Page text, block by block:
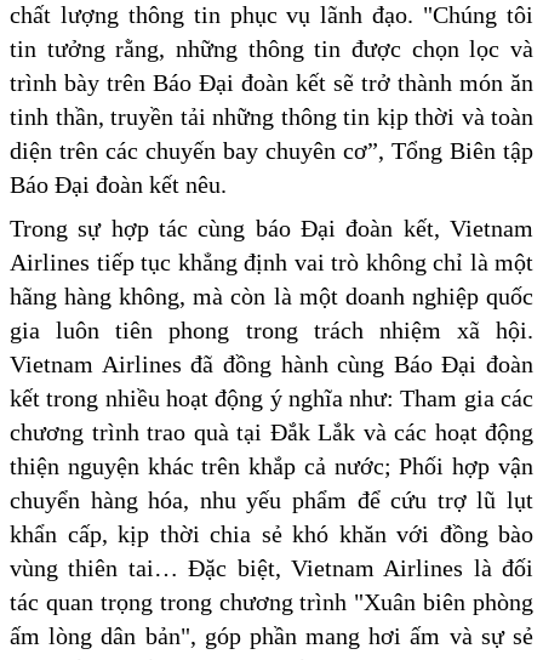
chất lượng thông tin phục vụ lãnh đạo. "Chúng tôi
tin tưởng rằng, những thông tin được chọn lọc và
trình bày trên Báo Đại đoàn kết sẽ trở thành món ăn
tinh thần, truyền tải những thông tin kịp thời và toàn
diện trên các chuyến bay chuyên cơ”, Tổng Biên tập
Báo Đại đoàn kết nêu.
Trong sự hợp tác cùng báo Đại đoàn kết, Vietnam
Airlines tiếp tục khẳng định vai trò không chỉ là một
hãng hàng không, mà còn là một doanh nghiệp quốc
gia luôn tiên phong trong trách nhiệm xã hội.
Vietnam Airlines đã đồng hành cùng Báo Đại đoàn
kết trong nhiều hoạt động ý nghĩa như: Tham gia các
chương trình trao quà tại Đắk Lắk và các hoạt động
thiện nguyện khác trên khắp cả nước; Phối hợp vận
chuyển hàng hóa, nhu yếu phẩm để cứu trợ lũ lụt
khẩn cấp, kịp thời chia sẻ khó khăn với đồng bào
vùng thiên tai… Đặc biệt, Vietnam Airlines là đối
tác quan trọng trong chương trình "Xuân biên phòng
ấm lòng dân bản", góp phần mang hơi ấm và sự sẻ